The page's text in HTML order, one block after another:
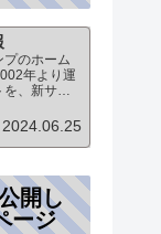
プのホーム
年より運
を、新サイ
アンプのホ
オ情報全般
2024.06.25
開し
ージ